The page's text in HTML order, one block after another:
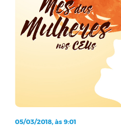
05/03/2018, às 9:01